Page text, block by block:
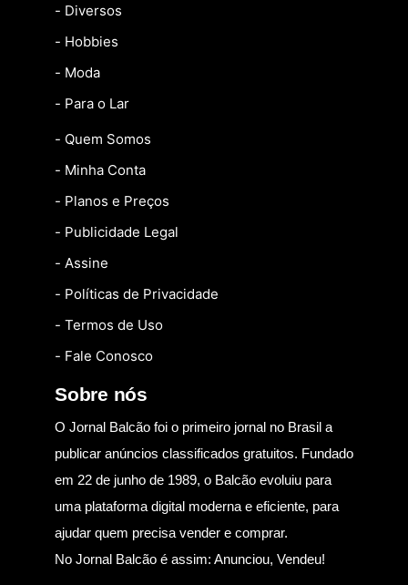
- Diversos
- Hobbies
- Moda
- Para o Lar
- Quem Somos
- Minha Conta
- Planos e Preços
- Publicidade Legal
- Assine
- Políticas de Privacidade
- Termos de Uso
- Fale Conosco
Sobre nós
O Jornal Balcão foi o primeiro jornal no Brasil a
publicar anúncios classificados gratuitos. Fundado
em 22 de junho de 1989, o Balcão evoluiu para
uma plataforma digital moderna e eficiente, para
ajudar quem precisa vender e comprar.
No Jornal Balcão é assim: Anunciou, Vendeu!